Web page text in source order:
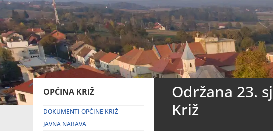
OPĆINA KRIŽ
DOKUMENTI OPĆINE KRIŽ
JAVNA NABAVA
Održana 23.
Križ